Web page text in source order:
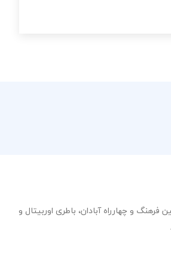
فرهنگ و چهارراه آبادان، باطری اوربیتال و